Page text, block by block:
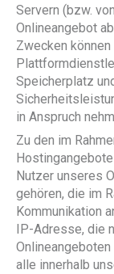
Servern (bzw.
Onlineangebot
Zwecken
Speicherplatz
in Anspruch
Zu den im
Nutzer unseres
gehören, die im
Kommunikation
IP-Adresse, die
alle innerhalb